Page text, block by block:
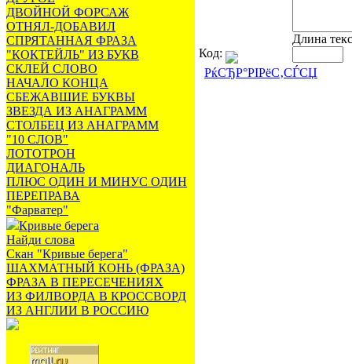
ДВОЙНОЙ ФОРСАЖ
ОТНЯЛ-ДОБАВИЛ
СПРЯТАННАЯ ФРАЗА
"КОКТЕЙЛЬ" ИЗ БУКВ
СКЛЕЙ СЛОВО
НАЧАЛО КОНЦА
СБЕЖАВШИЕ БУКВЫ
ЗВЕЗДА ИЗ АНАГРАММ
СТОЛБЕЦ ИЗ АНАГРАММ
"10 СЛОВ"
ЛОТОТРОН
ДИАГОНАЛЬ
ПЛЮС ОДИН И МИНУС ОДИН
ПЕРЕПРАВА
"Фарватер"
Кривые берега
Найди слова
Скан "Кривые берега"
ШАХМАТНЫЙ КОНЬ (ФРАЗА)
ФРАЗА В ПЕРЕСЕЧЕНИЯХ
ИЗ ФИЛВОРДА В КРОССВОРД
ИЗ АНГЛИИ В РОССИЮ
Длина
Код:
РќСЂР°РІРёС‚СЃСЏ